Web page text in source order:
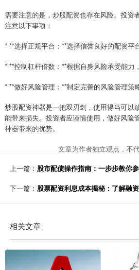
需要注意的是，炒股配资也存在风险。投资
注意以下事项：
* **选择正规平台：**选择信誉良好的配资平
* **控制杠杆倍数：**根据自身风险承受能力
* **做好风险管理：**制定完善的风险管理策
炒股配资神器是一把双刃剑，使用得当可以
能带来损失。投资者应谨慎使用，做好风险
神器带来的优势。
文章为作者独立观点，不
上一篇： 股市配债操作指南：一步步教你
下一篇： 股票配资利息成本揭秘：了解融
相关文章